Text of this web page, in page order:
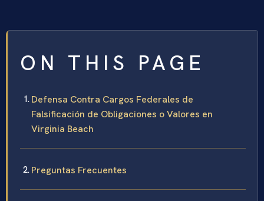
ON THIS PAGE
Defensa Contra Cargos Federales de
Falsificación de Obligaciones o Valores en
Virginia Beach
Preguntas Frecuentes